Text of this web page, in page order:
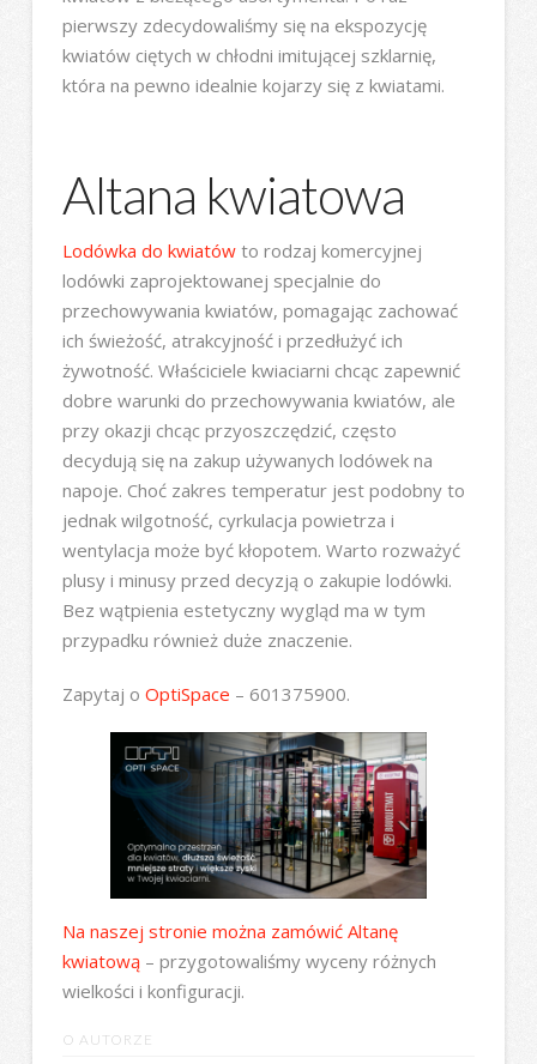
pierwszy zdecydowaliśmy się na ekspozycję
kwiatów ciętych w chłodni imitującej szklarnię,
która na pewno idealnie kojarzy się z kwiatami.
Altana kwiatowa
Lodówka do kwiatówto rodzaj komercyjnej
lodówki zaprojektowanej specjalnie do
przechowywania kwiatów, pomagając zachować
ich świeżość, atrakcyjność i przedłużyć ich
żywotność. Właściciele kwiaciarni chcąc zapewnić
dobre warunki do przechowywania kwiatów, ale
przy okazji chcąc przyoszczędzić, często
decydują się na zakup używanych lodówek na
napoje. Choć zakres temperatur jest podobny to
jednak wilgotność, cyrkulacja powietrza i
wentylacja może być kłopotem. Warto rozważyć
plusy i minusy przed decyzją o zakupie lodówki.
Bez wątpienia estetyczny wygląd ma w tym
przypadku również duże znaczenie.
Zapytaj o OptiSpace – 601375900.
Na naszej stronie można zamówić Altanę
kwiatową– przygotowaliśmy wyceny różnych
wielkości i konfiguracji.
O AUTORZE